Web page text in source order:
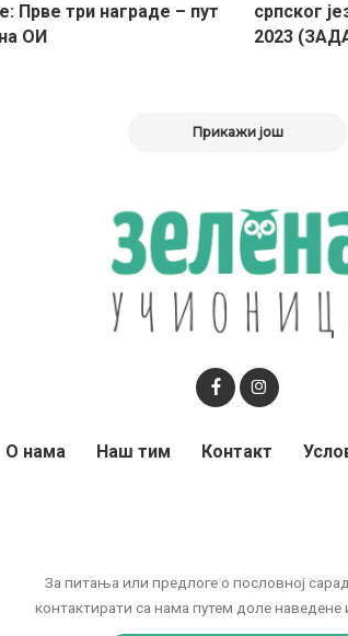
Прве три награде – пут
ОИ
српског
2023
Прикажи још
За питања или предлоге о пословној
контактирати са нама путем доле наведене
О нама Наш тим Контакт